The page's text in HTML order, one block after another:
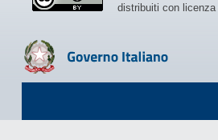
distribuiti con licenza